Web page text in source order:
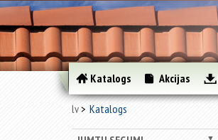
Katalogs Akcijas
lv Katalogs
▼